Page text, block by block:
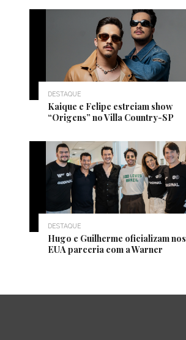
DESTAQUE
Kaique e Felipe estreiam show
“Origens” no Villa Country-SP
DESTAQUE
Hugo e Guilherme oficializam nos
EUA parceria com a Warner